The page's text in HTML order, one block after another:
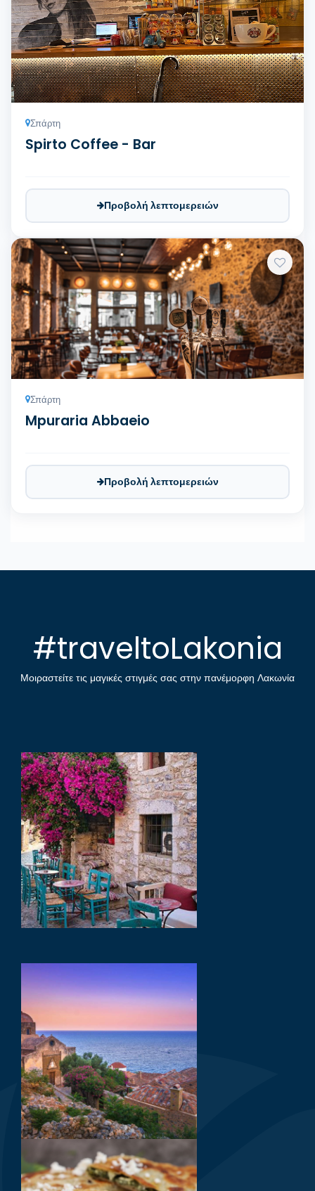
Σπάρτη
Spirto Coffee - Bar
Προβολή λεπτομερειών
Σπάρτη
Mpuraria Abbaeio
Προβολή λεπτομερειών
#traveltoLakonia
Μοιραστείτε τις μαγικές στιγμές σας στην πανέμορφη Λακωνία